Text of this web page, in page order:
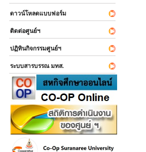
ดาวน์โหลดแบบฟอร์ม
ติดต่อศูนย์ฯ
ปฏิทินกิจกรรมศูนย์ฯ
ระบบสารบรรณ มทส.